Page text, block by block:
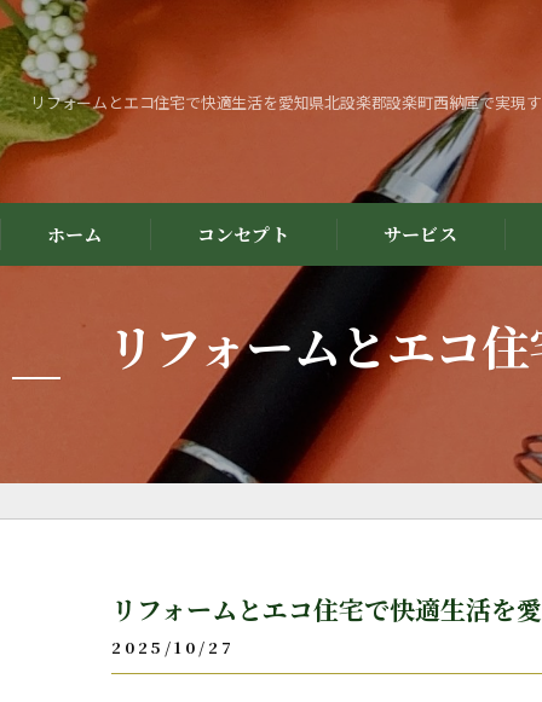
リフォームとエコ住宅で快適生活を愛知県北設楽郡設楽町西納庫で実現
ホーム コンセプト サービス
リフォームとエコ
リフォームとエコ住宅で快適生活を
2025/10/27